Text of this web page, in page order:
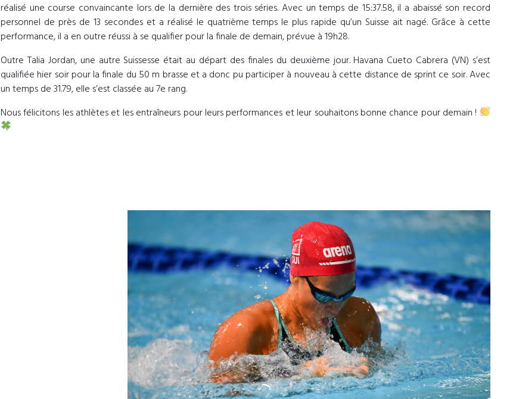
réalisé une course convaincante lors de la dernière des trois séries. Avec un temps de 15:37.58, il a abaissé son record
personnel de près de 13 secondes et a réalisé le quatrième temps le plus rapide qu’un Suisse ait nagé. Grâce à cette
performance, il a en outre réussi à se qualifier pour la finale de demain, prévue à 19h28.
Outre Talia Jordan, une autre Suissesse était au départ des finales du deuxième jour. Havana Cueto Cabrera (VN) s’est
qualifiée hier soir pour la finale du 50 m brasse et a donc pu participer à nouveau à cette distance de sprint ce soir. Avec
un temps de 31.79, elle s’est classée au 7e rang.
Nous félicitons les athlètes et les entraîneurs pour leurs performances et leur souhaitons bonne chance pour demain !